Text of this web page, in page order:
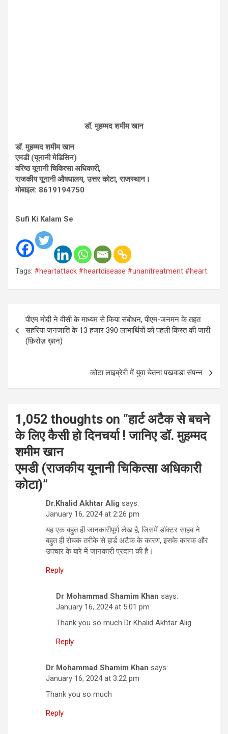
डॉ. मुहम्मद शमीम खान
डॉ. मुहम्मद शमीम खान
एमडी (यूनानी मेडिसिन)
वरिष्ठ यूनानी चिकित्सा अधिकारी,
राजकीय यूनानी औषधालय, उत्तर कोटा, राजस्थान।
मोबाइल: 8619194750
Sufi Ki Kalam Se
Tags: #heartattack #heartdisease #unanitreatment #heart
Post
navigation
पीएम मोदी ने वीसी के माध्यम से किया संबोधन, पीएम-जनमन के तहत
सहरिया जनजाति के 13 हजार 390 लाभार्थियों को पहली किस्त की जारी
(फ़िरोज़ ख़ान)
कोटा लाइब्रेरी में युवा चेतना पखवाड़ा संपन्न
1,052 thoughts on “हार्ट अटैक से बचने
के लिए कैसी हो दिनचर्या ! जानिए डॉ. मुहम्मद
शमीम खान
एमडी (राजकीय यूनानी चिकित्सा अधिकारी
कोटा)”
Dr.Khalid Akhtar Alig says:
January 16, 2024 at 2:26 pm
यह एक बहुत ही जानकारीपूर्ण लेख है, जिसमें डॉक्टर साहब ने
बहुत ही रोचक तरीके से हार्ड अटैक के कारण, इसके कारक और
उपचार के बारे में जानकारी प्रदान की है।
Reply
Dr Mohammad Shamim Khan says:
January 16, 2024 at 5:01 pm
Thank you so much Dr Khalid Akhtar Alig
Reply
Dr Mohammad Shamim Khan says:
January 16, 2024 at 3:22 pm
Thank you so much
Reply